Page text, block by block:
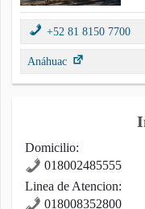
+52 81 8150 7700
Anáhuac
Domicilio:
018002485555
Linea de Atencion:
018008352800